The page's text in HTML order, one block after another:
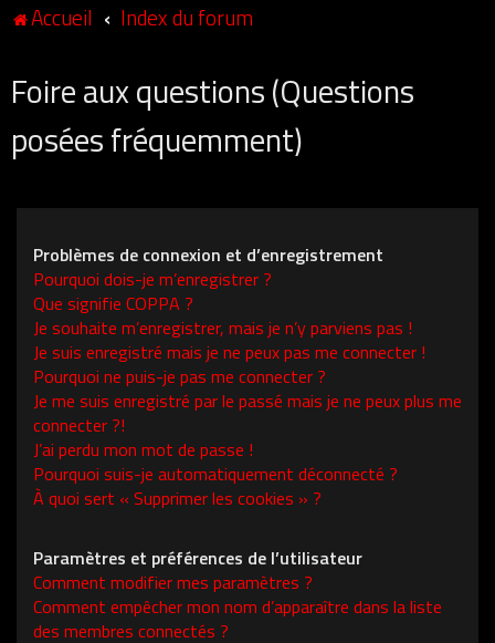
Accueil Index du forum
Foire aux questions (Questions
posées fréquemment)
Problèmes de connexion et d’enregistrement
Pourquoi dois-je m’enregistrer ?
Que signifie COPPA ?
Je souhaite m’enregistrer, mais je n’y parviens pas !
Je suis enregistré mais je ne peux pas me connecter !
Pourquoi ne puis-je pas me connecter ?
Je me suis enregistré par le passé mais je ne peux plus me
connecter ?!
J’ai perdu mon mot de passe !
Pourquoi suis-je automatiquement déconnecté ?
À quoi sert « Supprimer les cookies » ?
Paramètres et préférences de l’utilisateur
Comment modifier mes paramètres ?
Comment empêcher mon nom d’apparaître dans la liste
des membres connectés ?